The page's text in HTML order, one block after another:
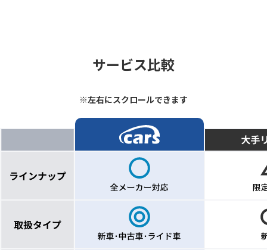
サービス比較
※左右にスクロールできます